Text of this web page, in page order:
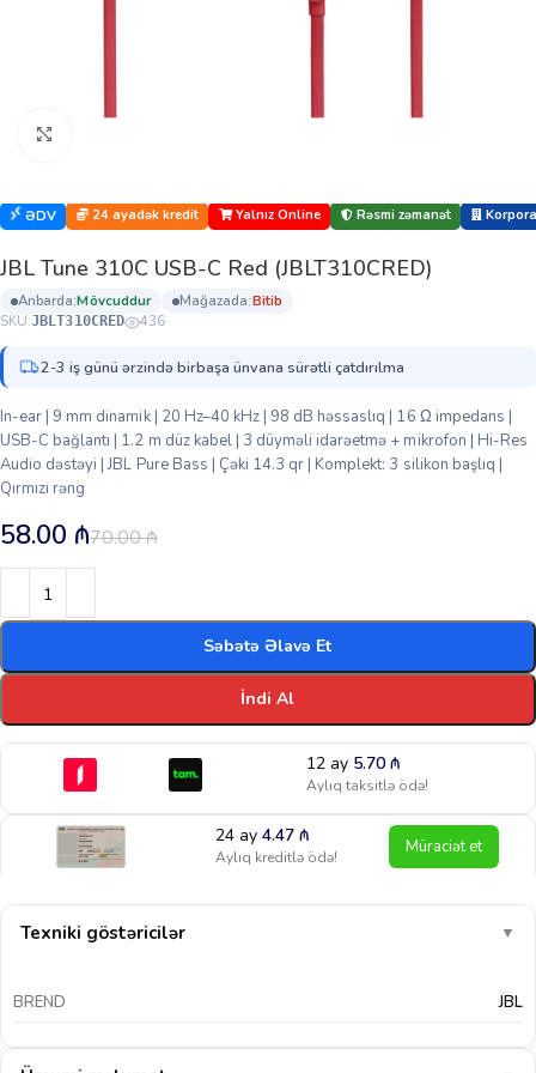
ƏDV 24 ayadək kredit Yalnız Online Rəsmi zəmanət
JBL Tune 310C USB-C Red (JBLT310CRED)
anbarda: mövcuddur mağazada:
bi̇ti̇b
SKU:JBLT310CRED 436
2-3 iş günü ərzində birbaşa ünvana sürətli çatdırılma
In-ear | 9 mm dinamik | 20 Hz–40 kHz | 98 dB həssaslıq | 16 Ω impedans |
USB-C bağlantı | 1.2 m düz kabel | 3 düyməli idarəetmə + mikrofon | Hi-Res
Audio dəstəyi | JBL Pure Bass | Çəki 14.3 qr | Komplekt: 3 silikon başlıq |
Qırmızı rəng
70.00₼
58.00 ₼
Səbətə Əlavə Et
İndi Al
12 ay 5.70 ₼
Aylıq taksitlə ödə!
24 ay4.47₼
Aylıq kreditlə ödə! Müraciət et
Texniki göstəricilər ▼
BREND JBL